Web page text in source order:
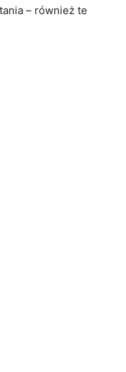
– również te